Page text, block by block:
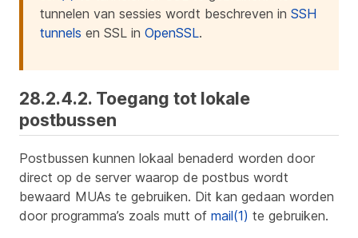
tunnelen van sessies wordt beschreven in SSH
tunnels en SSL in OpenSSL.
28.2.4.2. Toegang tot lokale
postbussen
Postbussen kunnen lokaal benaderd worden door
direct op de server waarop de postbus wordt
bewaard MUAs te gebruiken. Dit kan gedaan worden
door programma’s zoals mutt of mail(1) te gebruiken.